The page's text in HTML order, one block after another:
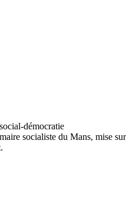
socialiste du Mans, mise